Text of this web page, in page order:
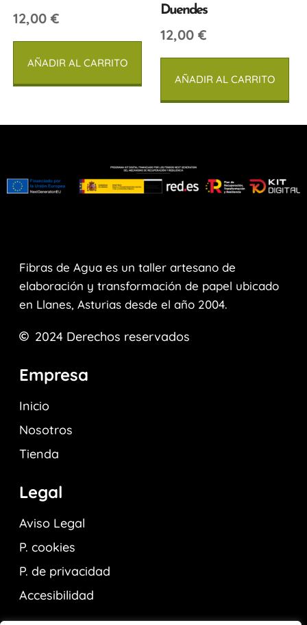
12,00 €
AÑADIR AL CARRITO
Duendes
12,00 €
AÑADIR AL CARRITO
Fibras de Agua es un taller artesano de
elaboración y transformación de papel ubicado
en Llanes, Asturias desde el año 2004.
2024 Derechos reservados
Empresa
Inicio
Nosotros
Tienda
Legal
Aviso Legal
P. cookies
P. de privacidad
Accesibilidad